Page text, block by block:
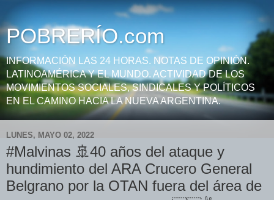
POBRERÍO.com
INFORMACIÓN LAS 24 HORAS. NOTAS DE OPINIÓN.
LATINOAMÉRICA Y EL MUNDO. ACTIVIDAD DE LOS
MOVIMIENTOS SOCIALES, SINDICALES Y POLÍTICOS
EN EL CAMINO HACIA LA NUEVA ARGENTINA.
LUNES, MAYO 02, 2022
#Malvinas 🚢40 años del ataque y
hundimiento del ARA Crucero General
Belgrano por la OTAN fuera del área de